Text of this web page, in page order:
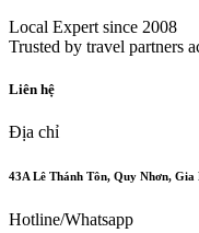
Local Expert since 2008
Trusted by travel partners
Liên hệ
Địa chỉ
43A Lê Thánh Tôn, Quy Nhơn,
Hotline/Whatsapp